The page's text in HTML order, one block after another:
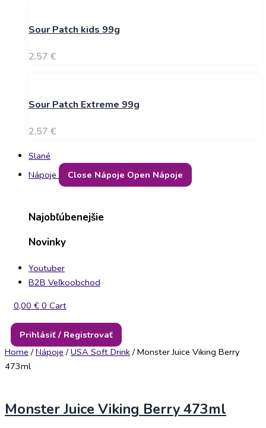
Sour Patch kids 99g
2,57 €
Sour Patch Extreme 99g
2,57 €
Slané
Nápoje
Close Nápoje Open Nápoje
Najobľúbenejšie
Novinky
Youtuber
B2B Veľkoobchod
0,00 € 0 Cart
Prihlásiť / Registrovať
Home /Nápoje /USA Soft Drink / Monster Juice Viking Berry
473ml
Monster Juice Viking Berry 473ml